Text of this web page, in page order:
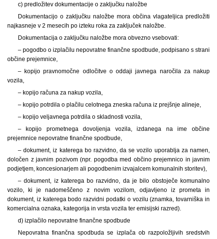
c) predložitev dokumentacije o zaključku naložbe
Dokumentacijo o zaključku naložbe mora občina vlagateljica predložiti
najkasneje v 2 mesecih po izteku roka za zaključek naložbe.
Dokumentacija o zaključku naložbe mora obvezno vsebovati:
– pogodbo o izplačilu nepovratne finančne spodbude, podpisano s strani
občine prejemnice,
– kopijo pravnomočne odločitve o oddaji javnega naročila za nakup
vozila,
– kopijo računa za nakup vozila,
– kopijo potrdila o plačilu celotnega zneska računa iz prejšnje alineje,
– kopijo veljavnega potrdila o skladnosti vozila,
– kopijo prometnega dovoljenja vozila, izdanega na ime občine
prejemnice nepovratne finančne spodbude,
– dokument, iz katerega bo razvidno, da se vozilo uporablja za namen,
določen z javnim pozivom (npr. pogodba med občino prejemnico in javnim
podjetjem, koncesionarjem ali pogodbenim izvajalcem komunalnih storitev),
– dokument, iz katerega bo razvidno, da je bilo obstoječe komunalno
vozilo, ki je nadomeščeno z novim vozilom, odjavljeno iz prometa in
dokument, iz katerega bodo razvidni podatki o vozilu (znamka, tovarniška in
komercialna oznaka, kategorija in vrsta vozila ter emisijski razred).
d) izplačilo nepovratne finančne spodbude
Nepovratna finančna spodbuda se izplača ob razpoložljivih sredstvih